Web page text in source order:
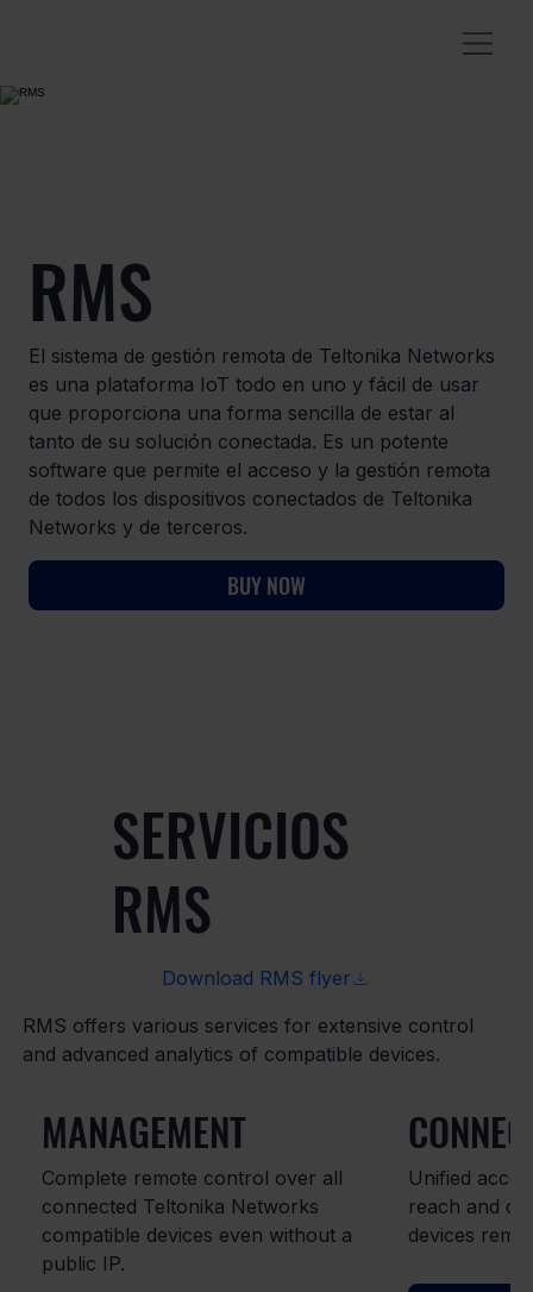
RMS
El sistema de gestión remota de Teltonika Networks
es una plataforma IoT todo en uno y fácil de usar
que proporciona una forma sencilla de estar al
tanto de su solución conectada. Es un potente
software que permite el acceso y la gestión remota
de todos los dispositivos conectados de Teltonika
Networks y de terceros.
BUY NOW
SERVICIOS
RMS
Download RMS flyer
MANAGEMENT
Complete remote control over all
connected Teltonika Networks
compatible devices even without a
public IP.
Unified
reach and
devices
RMS offers various services for extensive control
and advanced analytics of compatible devices.